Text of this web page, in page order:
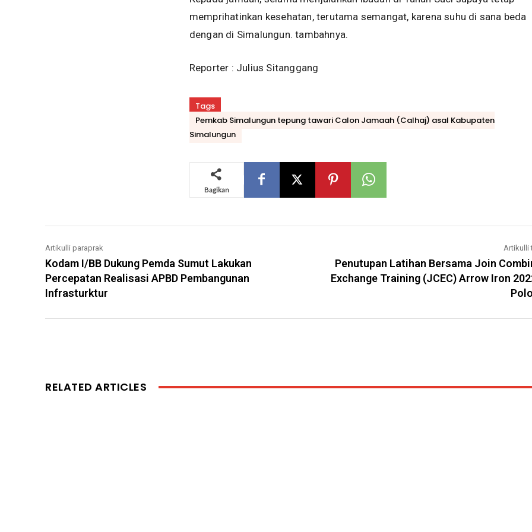
memprihatinkan kesehatan, terutama semangat, karena suhu di sana beda
dengan di Simalungun. tambahnya.
Reporter : Julius Sitanggang
Tags
Pemkab Simalungun tepung tawari Calon Jamaah (Calhaj) asal Kabupaten
Simalungun
Bagikan
Artikulli paraprak
Kodam I/BB Dukung Pemda Sumut Lakukan
Percepatan Realisasi APBD Pembangunan
Infrasturktur
Artikulli
Penutupan Latihan Bersama Join
Exchange Training (JCEC) Arrow Iron
RELATED ARTICLES